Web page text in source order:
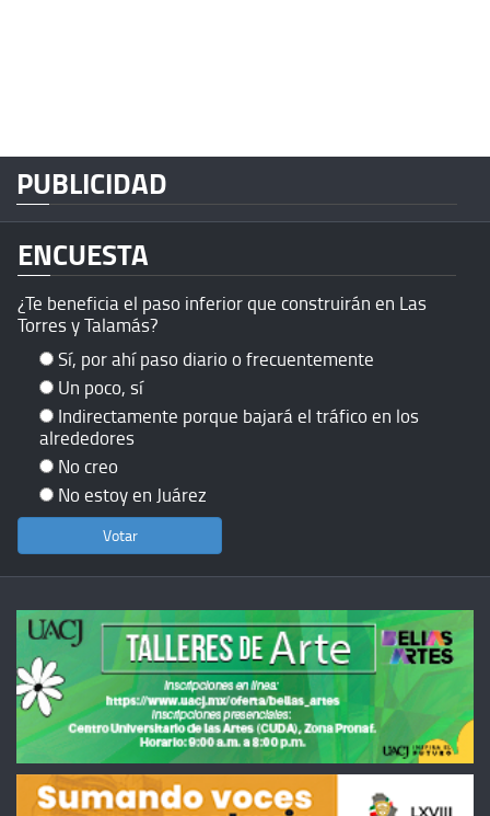
PUBLICIDAD
ENCUESTA
¿Te beneficia el paso inferior que construirán en Las
Torres y Talamás?
Sí, por ahí paso diario o frecuentemente
Un poco, sí
Indirectamente porque bajará el tráfico en los
alrededores
No creo
No estoy en Juárez